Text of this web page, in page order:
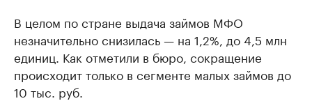
В целом по стране выдача займов МФО
незначительно снизилась — на 1,2%, до 4,5 млн
единиц. Как отметили в бюро, сокращение
происходит только в сегменте малых займов до
10 тыс. руб.